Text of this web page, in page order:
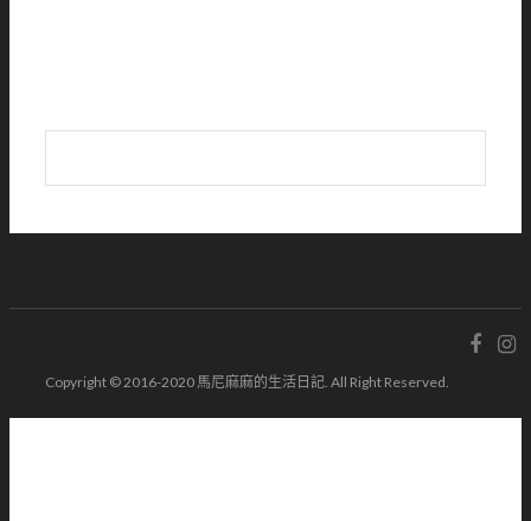
Copyright © 2016-2020 馬尼麻麻的生活日記. All Right Reserved.